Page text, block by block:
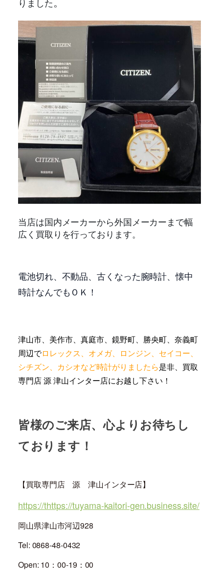
りました 。
当店は国内メーカーから外国メーカーまで幅
広く買取りを行っております。
電池切れ、不動品、古くなった腕時計、懐中
時計なんでもＯＫ！
津山市、美作市、真庭市、鏡野町、勝央町、奈義町
周辺でロレックス、オメガ、ロンジン、セイコー、
シチズン、カシオなど時計がりましたら是非、買取
専門店 源 津山インター店にお越し下さい！
皆様のご来店、心よりお待ちし
ております！
【買取専門店 源 津山インター店】
https://thttps://tuyama-kaitori-gen.business.site/
岡山県津山市河辺928
Tel: 0868-48-0432
Open: 10：00-19：00